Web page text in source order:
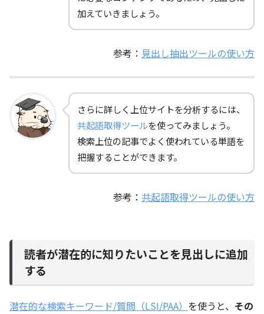
加えていきましょう。
参考： 見出し抽出ツールの使い方
さらに詳しく上位サイトを分析するには、
共起語取得ツールを使ってみましょう。
検索上位の記事でよく使われている単語を
把握することができます。
参考： 共起語取得ツールの使い方
読者が潜在的に知りたいことを見出しに追加
する
潜在的な検索キーワード/質問（LSI/PAA） を使うと、 その